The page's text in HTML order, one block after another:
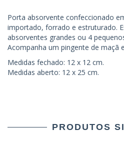
Porta absorvente confeccionado
importado, forrado e estruturado.
absorventes grandes ou 4
Acompanha um pingente de maçã
Medidas fechado: 12 x 12 cm.
Medidas aberto: 12 x 25 cm.
PRODUTOS